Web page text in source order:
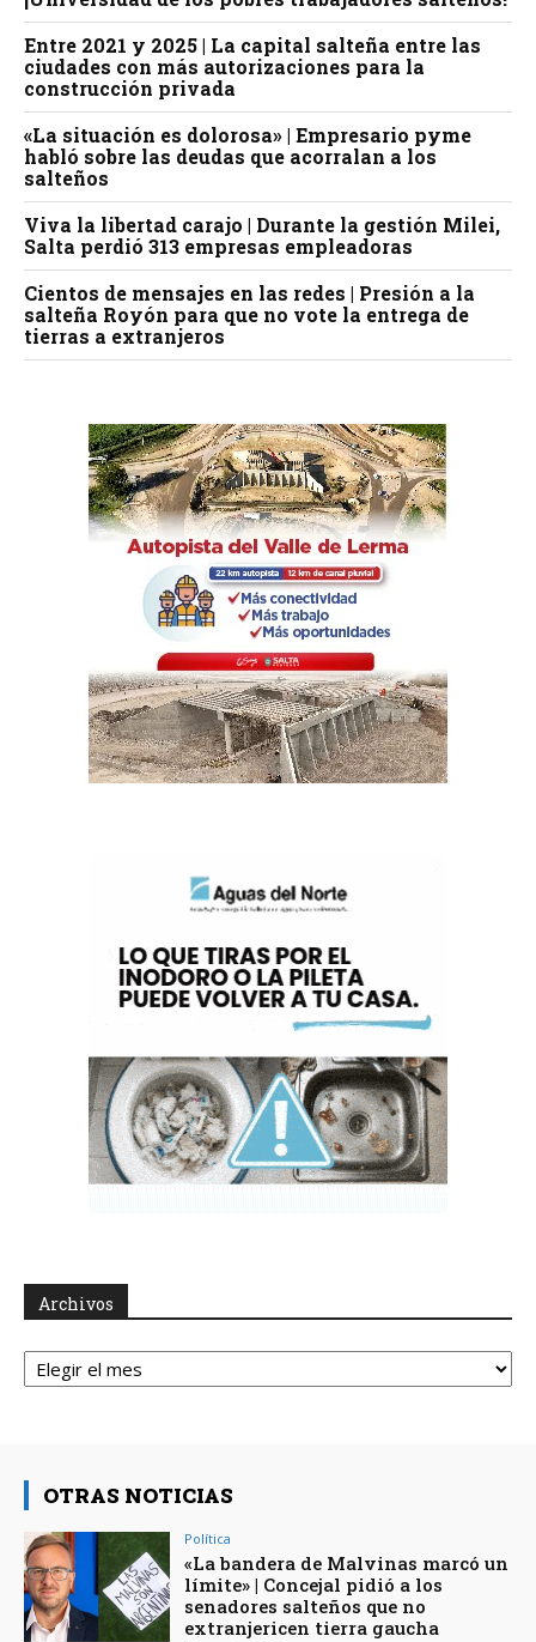
Entre 2021 y 2025 | La capital salteña entre las
ciudades con más autorizaciones para la
construcción privada
«La situación es dolorosa» | Empresario pyme
habló sobre las deudas que acorralan a los
salteños
Viva la libertad carajo | Durante la gestión Milei,
Salta perdió 313 empresas empleadoras
Cientos de mensajes en las redes | Presión a la
salteña Royón para que no vote la entrega de
tierras a extranjeros
Archivos
Archivos
OTRAS NOTICIAS
Política
«La bandera de Malvinas marcó un
límite» | Concejal pidió a los
senadores salteños que no
extranjericen tierra gaucha